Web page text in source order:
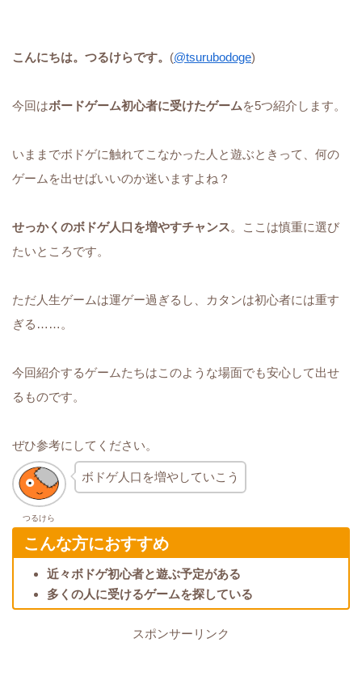
こんにちは。つるけらです。 (@tsurubodoge)
今回はボードゲーム初心者に受けたゲームを5つ紹介します。
いままでボドゲに触れてこなかった人と遊ぶときって、何の
ゲームを出せばいいのか迷いますよね？
せっかくのボドゲ人口を増やすチャンス。ここは慎重に選び
たいところです。
ただ人生ゲームは運ゲー過ぎるし、カタンは初心者には重す
ぎる……。
今回紹介するゲームたちはこのような場面でも安心して出せ
るものです。
ぜひ参考にしてください。
つるけら
ボドゲ人口を増やしていこう
こんな方におすすめ
近々ボドゲ初心者と遊ぶ予定がある
多くの人に受けるゲームを探している
スポンサーリンク